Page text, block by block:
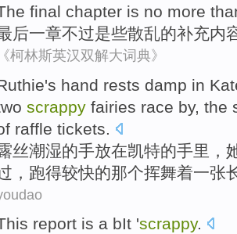
final chapter is no more
后一章不过是些散乱的补充内
《柯林斯英汉双解大词典》
's hand rests damp in
scrappy fairies race by, the
raffle tickets.
丝潮湿的手放在凯特的手里，
，跑得较快的那个挥舞着一张
report is a bIt 'scrappy.